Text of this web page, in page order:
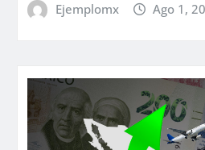
Ejemplomx Ago 1,